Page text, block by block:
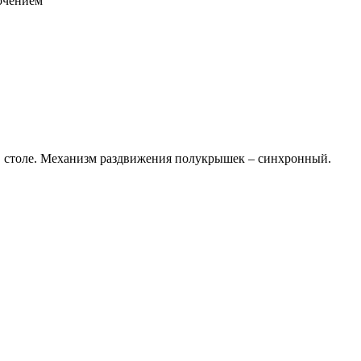
Механизм раздвижения полукрышек – синхронный.